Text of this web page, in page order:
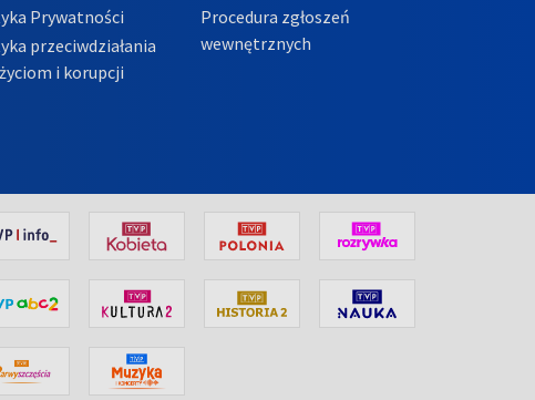
Prywatności
przeciwdziałania
i korupcji
Procedura zgłoszeń
wewnętrznych